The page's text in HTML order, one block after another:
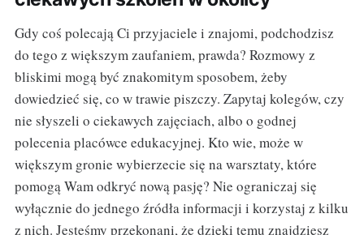
Gdy coś polecają Ci przyjaciele i znajomi, podchodzisz
do tego z większym zaufaniem, prawda? Rozmowy z
bliskimi mogą być znakomitym sposobem, żeby
dowiedzieć się, co w trawie piszczy. Zapytaj kolegów, czy
nie słyszeli o ciekawych zajęciach, albo o godnej
polecenia placówce edukacyjnej. Kto wie, może w
większym gronie wybierzecie się na warsztaty, które
pomogą Wam odkryć nową pasję? Nie ograniczaj się
wyłącznie do jednego źródła informacji i korzystaj z kilku
z nich. Jesteśmy przekonani, że dzięki temu znajdziesz